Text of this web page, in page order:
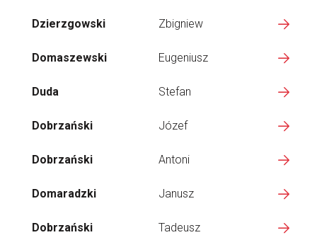
Dzierzgowski Zbigniew
Domaszewski Eugeniusz
Duda Stefan
Dobrzański Józef
Dobrzański Antoni
Domaradzki Janusz
Dobrzański Tadeusz